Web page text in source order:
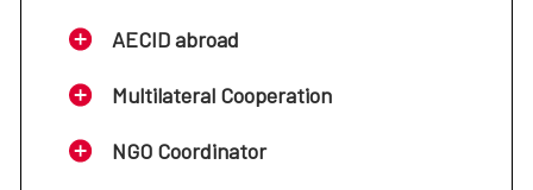
AECID abroad
Multilateral Cooperation
NGO Coordinator